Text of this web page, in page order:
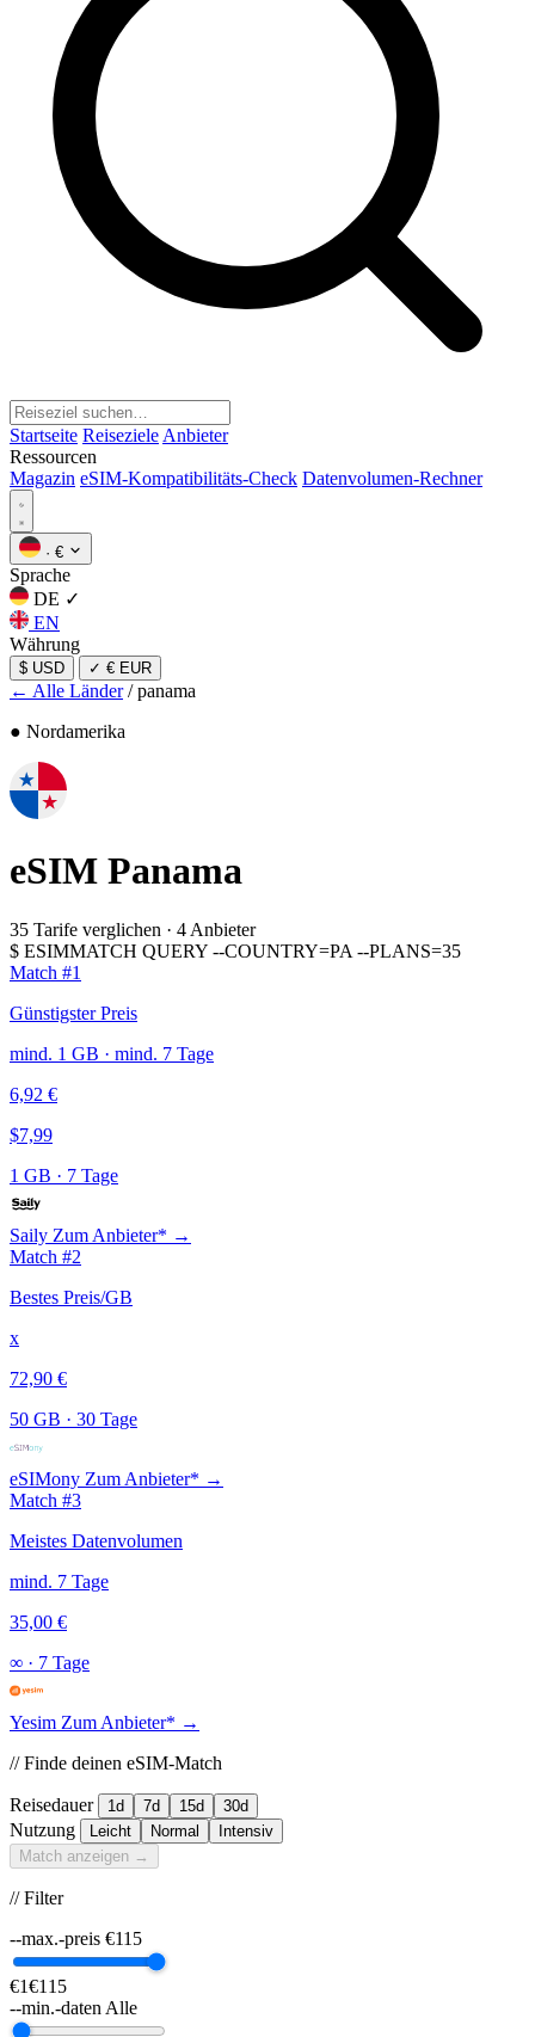
Startseite Reiseziele Anbieter
Ressourcen
Magazin eSIM-Kompatibilitäts-Check Datenvolumen-Rechner
· €
Sprache
DE ✓
EN
Währung
$ USD ✓ € EUR
← Alle Länder / panama
● Nordamerika
eSIM Panama
35 Tarife verglichen · 4 Anbieter
$ ESIMMATCH QUERY --COUNTRY=PA --PLANS=35
Match #1
Günstigster Preis
mind. 1 GB · mind. 7 Tage
6,92 €
$7,99
1 GB · 7 Tage
Saily Zum Anbieter* →
Match #2
Bestes Preis/GB
x
72,90 €
50 GB · 30 Tage
eSIMony Zum Anbieter* →
Match #3
Meistes Datenvolumen
mind. 7 Tage
35,00 €
∞ · 7 Tage
Yesim Zum Anbieter* →
// Finde deinen eSIM-Match
Reisedauer 1d 7d 15d 30d
Nutzung Leicht Normal
Intensiv
Match anzeigen →
// Filter
--max.-preis €115
€1€115
--min.-daten Alle